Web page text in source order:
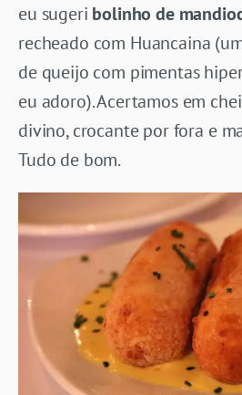
eu sugeri bolinho de
recheado com Huancaina
de queijo com pimentas
eu adoro). Acertamos em
divino, crocante por fora e
Tudo de bom.